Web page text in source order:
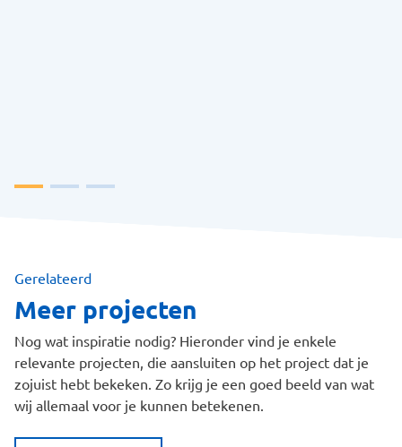
Gerelateerd
Meer projecten
Nog wat inspiratie nodig? Hieronder vind je enkele
relevante projecten, die aansluiten op het project dat je
zojuist hebt bekeken. Zo krijg je een goed beeld van wat
wij allemaal voor je kunnen betekenen.